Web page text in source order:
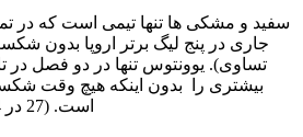
سفید و مشکی ها تنها تیمی است که در
تساوی). یوونتوس تنها در دو فصل در
بیشتری را بدون اینکه هیچ وقت
است. (27 در 2013/14 و 28 در 2016/17)